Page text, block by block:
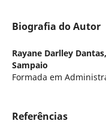
Biografia do Autor
Rayane Darlley Dantas,
Sampaio
Formada em
Referências